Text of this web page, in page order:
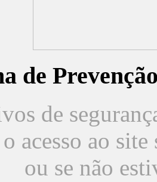
de
de
acesso ao
ou se não